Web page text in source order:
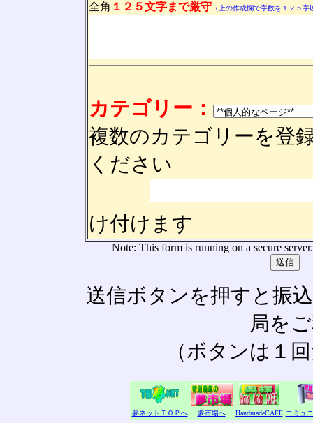
全角 １２５文字まで厳守 （上の作成欄で字数を１２５
カテゴリー：
複数のカテゴリーを登
ください
け付けます
Note: This form is running on a secure
送信ボタンを押すと振
局を
（ボタンは１
夢ネットＴＯＰへ 夢市場へ HandmadeCAFE コミュ